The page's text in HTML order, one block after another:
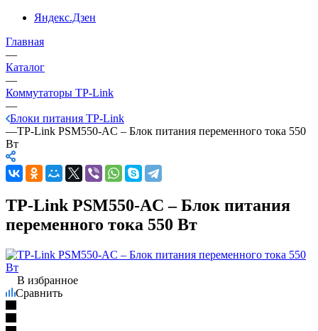
Яндекс.Дзен
Главная
—
Каталог
—
Коммутаторы TP-Link
—
Блоки питания TP-Link
—TP-Link PSM550-AC – Блок питания переменного тока 550
Вт
TP-Link PSM550-AC – Блок питания
переменного тока 550 Вт
В избранное
Сравнить